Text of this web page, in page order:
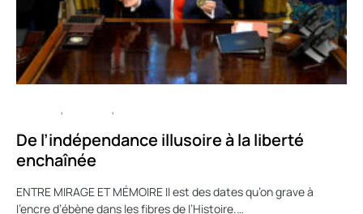
De l’indépendance illusoire à la liberté
enchaînée
ENTRE MIRAGE ET MÉMOIRE Il est des dates qu’on grave à
l’encre d’ébène dans les fibres de l’Histoire.…